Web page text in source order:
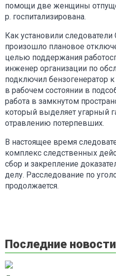
помощи две женщины
р. госпитализирована.
Как установили
произошло плановое
целью поддержания
инженер организации по
подключил бензогенератор
в рабочем состоянии в
работа в замкнутом
который выделяет угарный
отравлению потерпевших.
В настоящее время
комплекс следственных
сбор и закрепление
делу. Расследование по
продолжается.
Последние новости